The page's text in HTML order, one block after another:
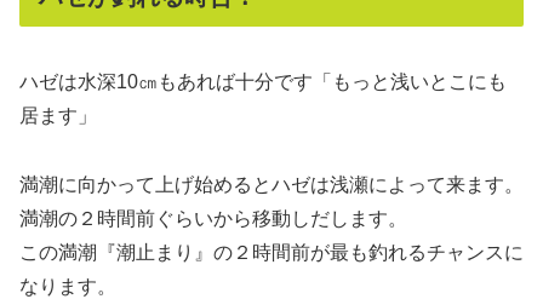
ハゼは水深10㎝もあれば十分です「もっと浅いとこにも
居ます」
満潮に向かって上げ始めるとハゼは浅瀬によって来ます。
満潮の２時間前ぐらいから移動しだします。
この満潮『潮止まり』の２時間前が最も釣れるチャンスに
なります。